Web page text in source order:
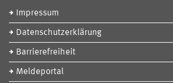
Impressum
Datenschutzerklärung
Barrierefreiheit
Meldeportal